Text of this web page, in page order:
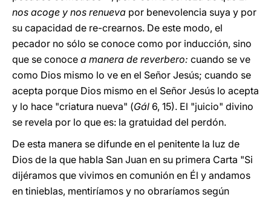
nos acoge y nos renueva por benevolencia suya y por
su capacidad de re-crearnos. De este modo, el
pecador no sólo se conoce como por inducción, sino
que se conoce a manera de reverbero: cuando se ve
como Dios mismo lo ve en el Señor Jesús; cuando se
acepta porque Dios mismo en el Señor Jesús lo acepta
y lo hace "criatura nueva" (Gál 6, 15). El "juicio" divino
se revela por lo que es: la gratuidad del perdón.
De esta manera se difunde en el penitente la luz de
Dios de la que habla San Juan en su primera Carta "Si
dijéramos que vivimos en comunión en Él y andamos
en tinieblas, mentiríamos y no obraríamos según